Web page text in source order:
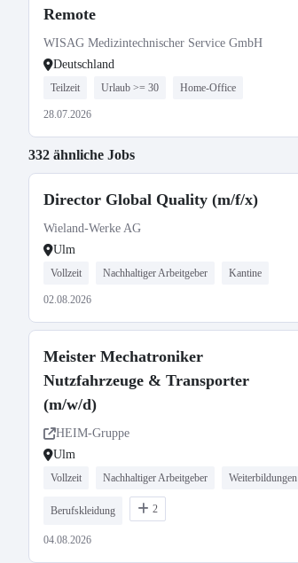
Remote
WISAG Medizintechnischer Service GmbH
Deutschland
Teilzeit Urlaub >= 30 Home-Office
28.07.2026
332 ähnliche Jobs
Director Global Quality (m/f/x)
Wieland-Werke AG
Ulm
Vollzeit Nachhaltiger Arbeitgeber Kantine
02.08.2026
Meister Mechatroniker
Nutzfahrzeuge & Transporter
(m/w/d)
HEIM-Gruppe
Ulm
Vollzeit Nachhaltiger Arbeitgeber Weiterbildungen
Berufskleidung 2
04.08.2026